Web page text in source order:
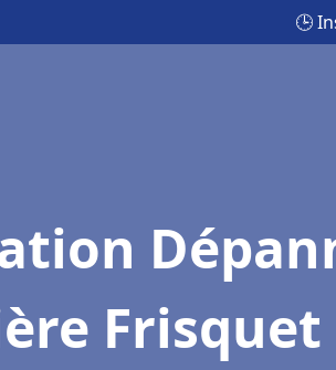
🕒
Frisquet